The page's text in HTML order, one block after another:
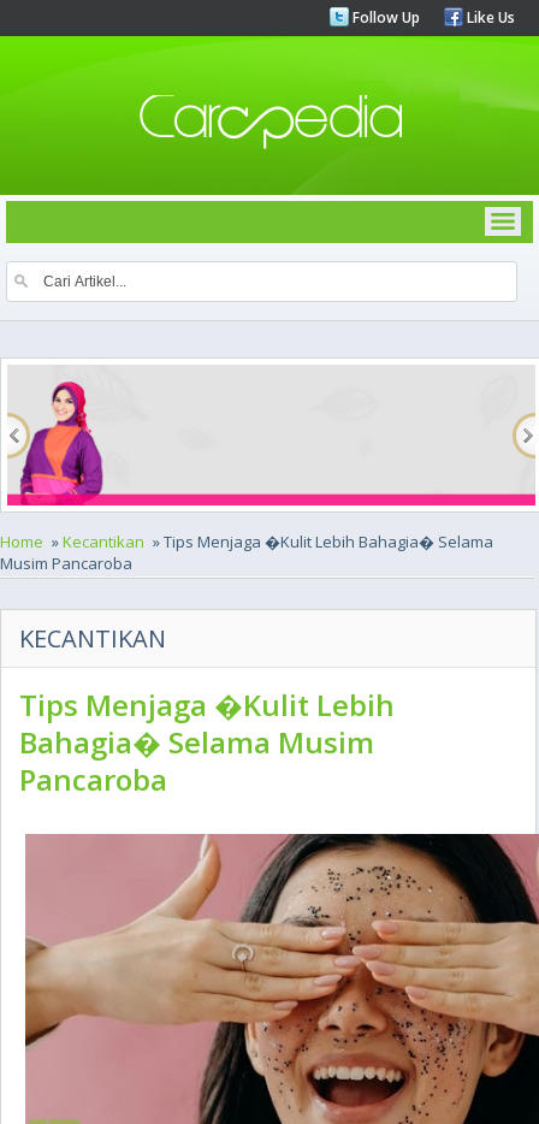
Follow Up Like Us
Home »Kecantikan » Tips Menjaga �Kulit Lebih Bahagia� Selama
Musim Pancaroba
KECANTIKAN
Tips Menjaga �Kulit Lebih
Bahagia� Selama Musim
Pancaroba